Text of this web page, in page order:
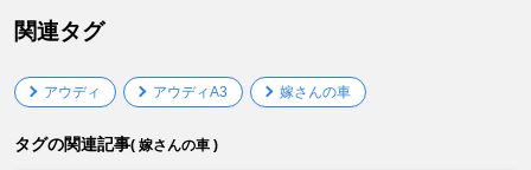
関連タグ
アウディ アウディA3 嫁さんの車
タグの関連記事( 嫁さんの車 )